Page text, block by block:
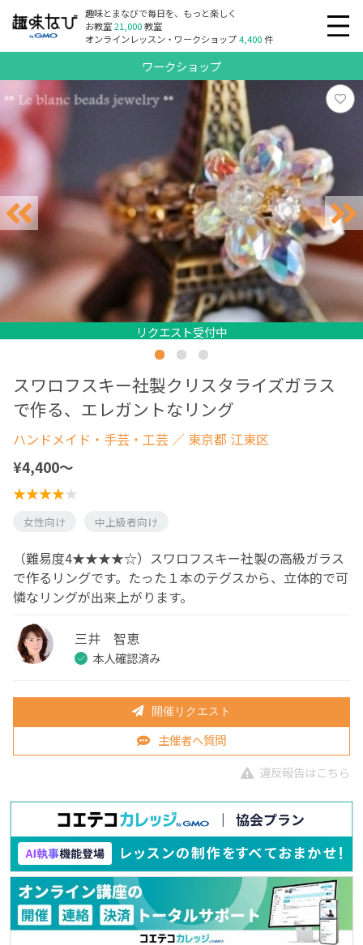
趣味とまなびで毎日を、もっと楽しく
お教室21,000教室
オンラインレッスン・ワークショップ4,400件
ワークショップ
リクエスト受付中
リクエスト受付中
リクエスト受付中
リクエスト受付中
スワロフスキー社製クリスタライズガラス
で作る、エレガントなリング
ハンドメイド・手芸・工芸 ／ 東京都 江東区
¥4,400〜
女性向け 中上級者向け
（難易度4★★★★☆）スワロフスキー社製の高級ガラス
で作るリングです。たった１本のテグスから、立体的で可
憐なリングが出来上がります。
三井 智恵
本人確認済み
開催リクエスト
主催者へ質問
違反報告はこちら